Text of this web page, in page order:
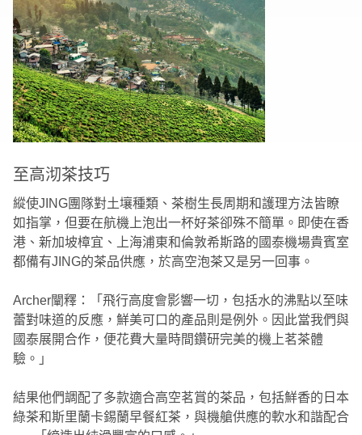
至高沏茶技巧
縱使JING團隊對土壤種類、茶樹生長周期和護理方法皆瞭
如指掌，但要在航機上泡出一杯好茶卻殊不簡單。即使在香
港、新加坡樟宜、上海浦東和倫敦希斯路的國泰機場貴賓室
都備有JING的茶品供應，於高空泡茶又是另一回事。
Archer闡釋：「飛行高度會影響一切，包括水的沸點以至味
蕾對味道的反應，鮮美可口的產品則是例外。因此當我們與
國泰展開合作，便花費大量時間鑽研完美的機上茗茶體
驗。」
結果他們調配了多款適合高空茗賞的茶品，包括鮮香的日本
綠茶和斯里蘭卡錫蘭早餐紅茶，與機艙供應的軟水和諧配合